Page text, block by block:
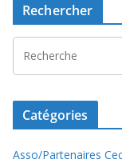
Rechercher
Catégories
Asso/Partenaires